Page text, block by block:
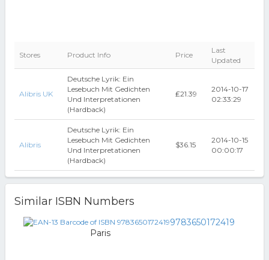
Stores Product Info Price
Last
Updated
Alibris UK
Deutsche Lyrik: Ein
Lesebuch Mit Gedichten
Und Interpretationen
(Hardback)
₤21.39
2014-10-17
02:33:29
Alibris
Deutsche Lyrik: Ein
Lesebuch Mit Gedichten
Und Interpretationen
(Hardback)
$36.15
2014-10-15
00:00:17
Similar ISBN Numbers
9783650172419
Paris